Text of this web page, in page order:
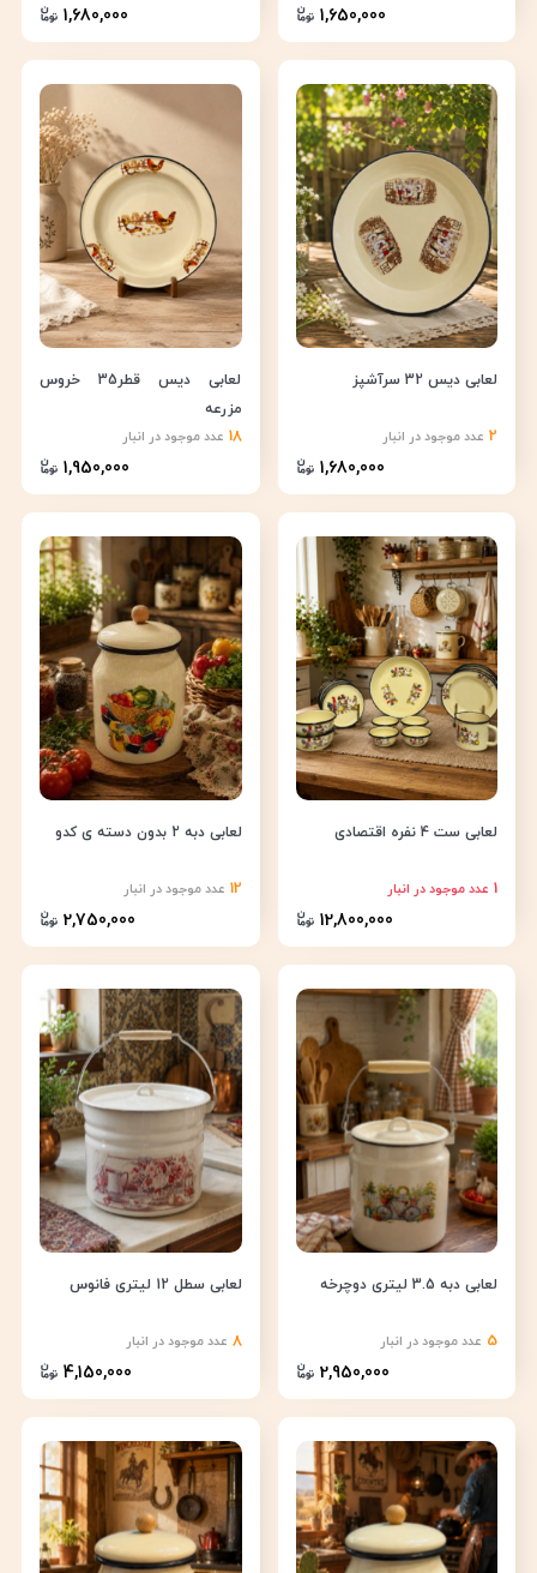
1,650,000
1,680,000
2 عدد موجود در انبار
لعابی دیس 32 سرآشپز
1,680,000
18 عدد موجود در انبار
لعابی دیس قطر35 خروس
مزرعه
1,950,000
1 عدد موجود در انبار
لعابی ست 4 نفره اقتصادی
12,800,000
12 عدد موجود در انبار
لعابی دبه 2 بدون دسته ی کدو
2,750,000
5 عدد موجود در انبار
لعابی دبه 3.5 لیتری دوچرخه
2,950,000
8 عدد موجود در انبار
لعابی سطل 12 لیتری فانوس
4,150,000